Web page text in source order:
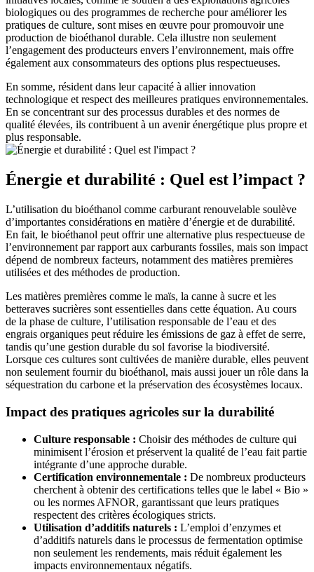
biologiques ou des programmes de recherche pour améliorer les
pratiques de culture, sont mises en œuvre pour promouvoir une
production de bioéthanol durable. Cela illustre non seulement
l’engagement des producteurs envers l’environnement, mais offre
également aux consommateurs des options plus respectueuses.
En somme, résident dans leur capacité à allier innovation
technologique et respect des meilleures pratiques environnementales.
En se concentrant sur des processus durables et des normes de
qualité élevées, ils contribuent à un avenir énergétique plus propre et
plus responsable.
Énergie et durabilité : Quel est l’impact ?
L’utilisation du bioéthanol comme carburant renouvelable soulève
d’importantes considérations en matière d’énergie et de durabilité.
En fait, le bioéthanol peut offrir une alternative plus respectueuse de
l’environnement par rapport aux carburants fossiles, mais son impact
dépend de nombreux facteurs, notamment des matières premières
utilisées et des méthodes de production.
Les matières premières comme le maïs, la canne à sucre et les
betteraves sucrières sont essentielles dans cette équation. Au cours
de la phase de culture, l’utilisation responsable de l’eau et des
engrais organiques peut réduire les émissions de gaz à effet de serre,
tandis qu’une gestion durable du sol favorise la biodiversité.
Lorsque ces cultures sont cultivées de manière durable, elles peuvent
non seulement fournir du bioéthanol, mais aussi jouer un rôle dans la
séquestration du carbone et la préservation des écosystèmes locaux.
Impact des pratiques agricoles sur la durabilité
Culture responsable : Choisir des méthodes de culture qui
minimisent l’érosion et préservent la qualité de l’eau fait partie
intégrante d’une approche durable.
Certification environnementale : De nombreux producteurs
cherchent à obtenir des certifications telles que le label « Bio »
ou les normes AFNOR, garantissant que leurs pratiques
respectent des critères écologiques stricts.
Utilisation d’additifs naturels : L’emploi d’enzymes et
d’additifs naturels dans le processus de fermentation optimise
non seulement les rendements, mais réduit également les
impacts environnementaux négatifs.